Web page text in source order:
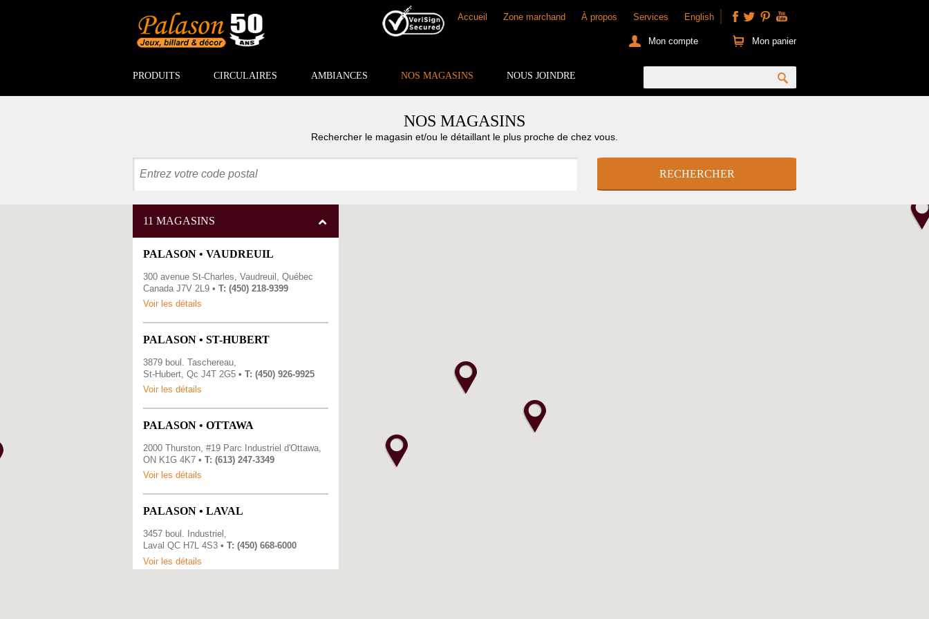
Accueil Zone marchand À propos Services English
Mon compte Mon panier
PRODUITS CIRCULAIRES AMBIANCES NOS MAGASINS NOUS JOINDRE
NOS MAGASINS
Rechercher le magasin et/ou le détaillant le plus proche de chez vous.
11 MAGASINS
PALASON • VAUDREUIL
300 avenue St-Charles, Vaudreuil, Québec
Canada J7V 2L9 • T: (450) 218-9399
Voir les détails
PALASON • ST-HUBERT
3879 boul. Taschereau,
St-Hubert, Qc J4T 2G5• T: (450) 926-9925
Voir les détails
PALASON • OTTAWA
2000 Thurston, #19 Parc Industriel d'Ottawa,
ON K1G 4K7• T: (613) 247-3349
Voir les détails
PALASON • LAVAL
3457 boul. Industriel,
Laval QC H7L 4S3 • T: (450) 668-6000
Voir les détails